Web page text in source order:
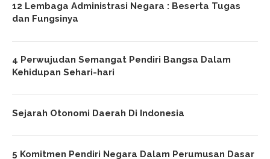
12 Lembaga Administrasi Negara : Beserta Tugas
dan Fungsinya
4 Perwujudan Semangat Pendiri Bangsa Dalam
Kehidupan Sehari-hari
Sejarah Otonomi Daerah Di Indonesia
5 Komitmen Pendiri Negara Dalam Perumusan Dasar